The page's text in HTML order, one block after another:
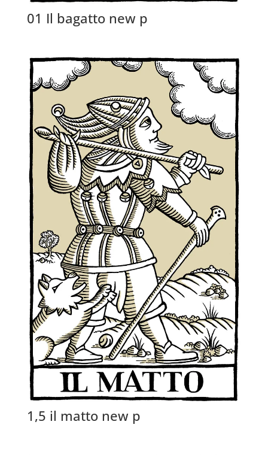
01 Il bagatto new p
1,5 il matto new p